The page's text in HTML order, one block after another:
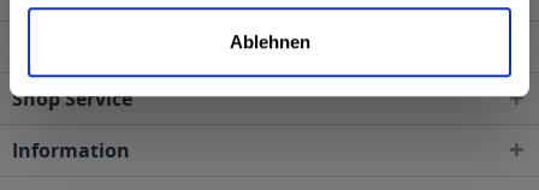
Ablehnen
Shop Service
Information